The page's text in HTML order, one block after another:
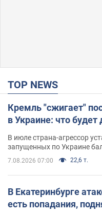
TOP NEWS
Кремль "сжигает"
в Украине: что
В июле страна-агрессор
запущенных по Украине
7.08.2026 07:00 22,6 т.
В Екатеринбурге
есть попадания,